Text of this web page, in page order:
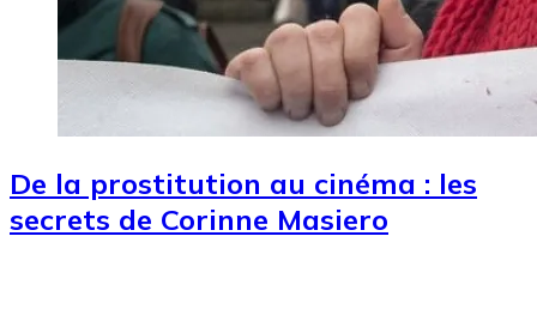
De la prostitution au cinéma : les
secrets de Corinne Masiero